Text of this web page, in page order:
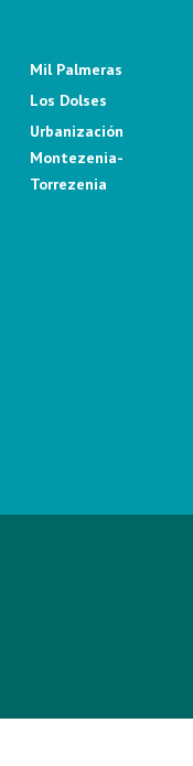
Mil Palmeras
Los Dolses
Urbanización
Montezenia-
Torrezenia